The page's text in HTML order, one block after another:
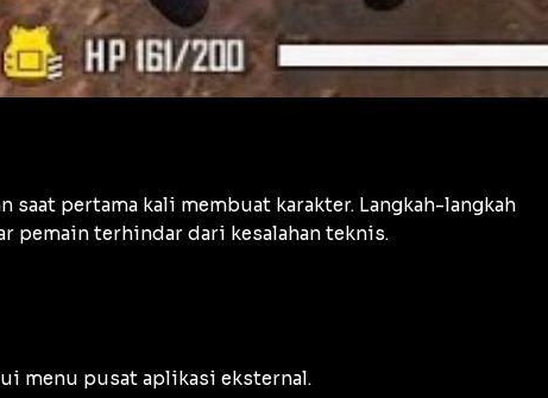
pertama kali membuat karakter. Langkah-langkah
pemain terhindar dari kesalahan teknis.
menu pusat aplikasi eksternal.